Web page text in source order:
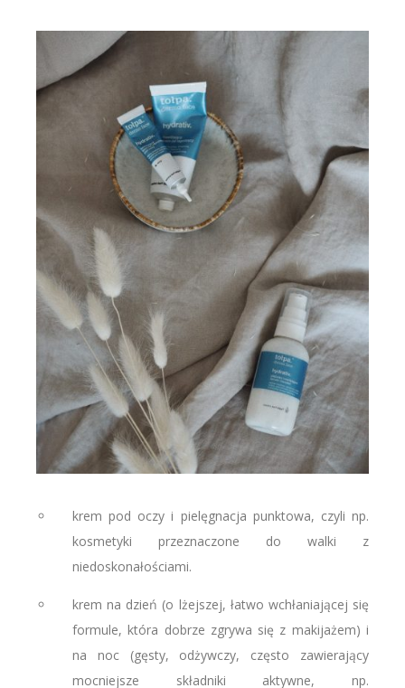
krem pod oczy i pielęgnacja punktowa, czyli np.
kosmetyki przeznaczone do walki z
niedoskonałościami.
krem na dzień (o lżejszej, łatwo wchłaniającej się
formule, która dobrze zgrywa się z makijażem) i
na noc (gęsty, odżywczy, często zawierający
mocniejsze składniki aktywne, np.